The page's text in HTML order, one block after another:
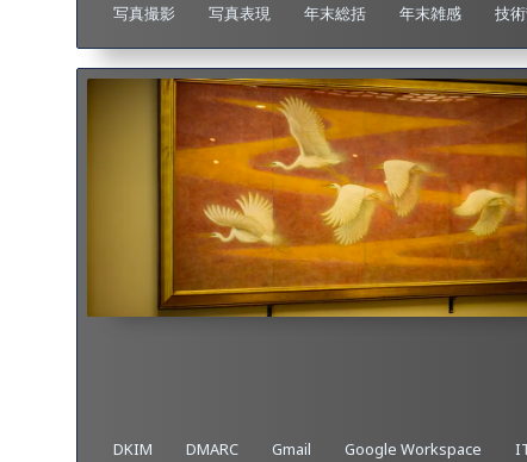
写真撮影
写真表現 年末総括 年末雑感 技
DKIM DMARC Gmail Google Workspace